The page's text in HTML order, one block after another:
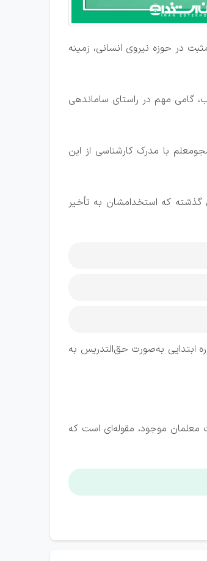
در حوزه نیروی انسانی، زمینه
هزار معلم جدید برای سال 1404 اخذ شده و این میزان جذب، گامی مهم در راستای ساماندهی
می‌توان به فارغ‌التحصیلان دانشگاه فرهنگیان اشاره کرد. در مهر 1404، حدود 22 هزار دانشجومعلم با مدرک کارشناسی از این
استخدامی سال‌های گذشته که استخدامشان به تأخیر
خدمات آموزشی نیز عمدتاً در دوره ابتدایی به‌صورت حق‌التدریس به
معلمان موجود، مقوله‌ای است که